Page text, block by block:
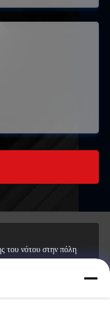
του νότου στην πόλη